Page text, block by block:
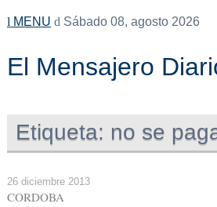
MENU Sábado 08, agosto 2026
El Mensajero
Etiqueta: no se
26 diciembre 2013
CORDOBA